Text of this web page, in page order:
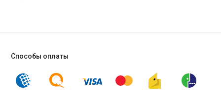
Способы оплаты